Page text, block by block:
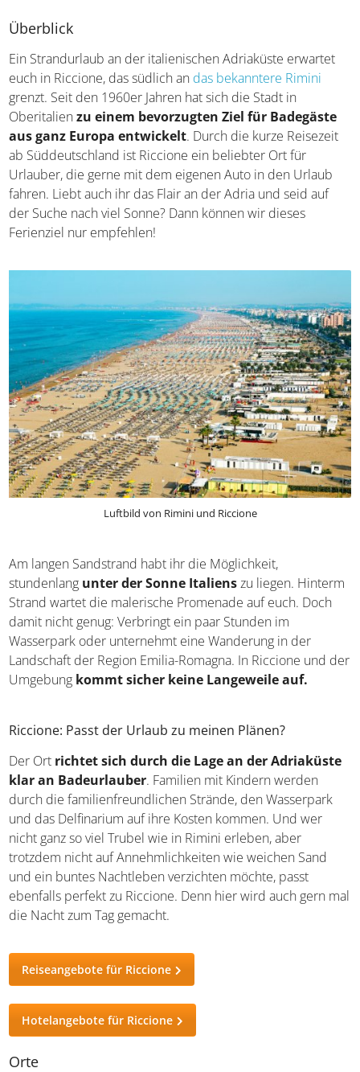
Überblick
Ein Strandurlaub an der italienischen Adriaküste erwartet
euch in Riccione, das südlich an das bekanntere Rimini
grenzt. Seit den 1960er Jahren hat sich die Stadt in
Oberitalienzu einem bevorzugten Ziel für Badegäste
aus ganz Europa entwickelt. Durch die kurze Reisezeit
ab Süddeutschland ist Riccione ein beliebter Ort für
Urlauber, die gerne mit dem eigenen Auto in den Urlaub
fahren. Liebt auch ihr das Flair an der Adria und seid auf
der Suche nach viel Sonne? Dann können wir dieses
Ferienziel nur empfehlen!
Luftbild von Rimini und Riccione
Am langen Sandstrand habt ihr die Möglichkeit,
stundenlang unter der Sonne Italienszu liegen. Hinterm
Strand wartet die malerische Promenade auf euch. Doch
damit nicht genug: Verbringt ein paar Stunden im
Wasserpark oder unternehmt eine Wanderung in der
Landschaft der Region Emilia-Romagna. In Riccione und der
Umgebung kommt sicher keine Langeweile auf.
Riccione: Passt der Urlaub zu meinen Plänen?
Der Ort richtet sich durch die Lage an der Adriaküste
klar an Badeurlauber. Familien mit Kindern werden
durch die familienfreundlichen Strände, den Wasserpark
und das Delfinarium auf ihre Kosten kommen. Und wer
nicht ganz so viel Trubel wie in Rimini erleben, aber
trotzdem nicht auf Annehmlichkeiten wie weichen Sand
und ein buntes Nachtleben verzichten möchte, passt
ebenfalls perfekt zu Riccione. Denn hier wird auch gern mal
die Nacht zum Tag gemacht.
Reiseangebote für Riccione
Hotelangebote für Riccione
Orte